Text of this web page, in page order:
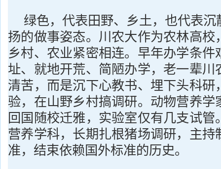
绿色，代表田野、乡土，也代表
扬的做事姿态。川农大作为农林高校
乡村、农业紧密相连。早年办学条件
址、就地开荒、简陋办学，老一辈川
清苦，而是沉下心教书、埋下头科研
验，在山野乡村搞调研。动物营养学
回国随校迁雅，实验室仅有几支试管
营养学科，长期扎根猪场调研，主持
准，结束依赖国外标准的历史。